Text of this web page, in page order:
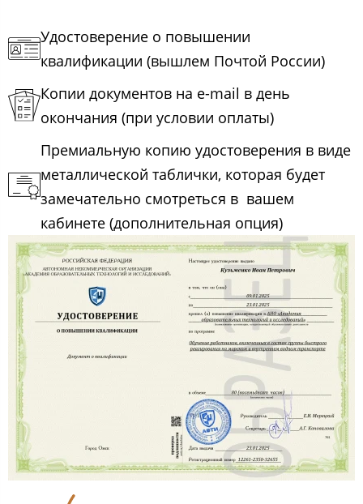
Удостоверение о повышении
квалификации (вышлем Почтой России)
Копии документов на e-mail в день
окончания (при условии оплаты)
Премиальную копию удостоверения в виде
металлической таблички, которая будет
замечательно смотреться в вашем
кабинете (дополнительная опция)